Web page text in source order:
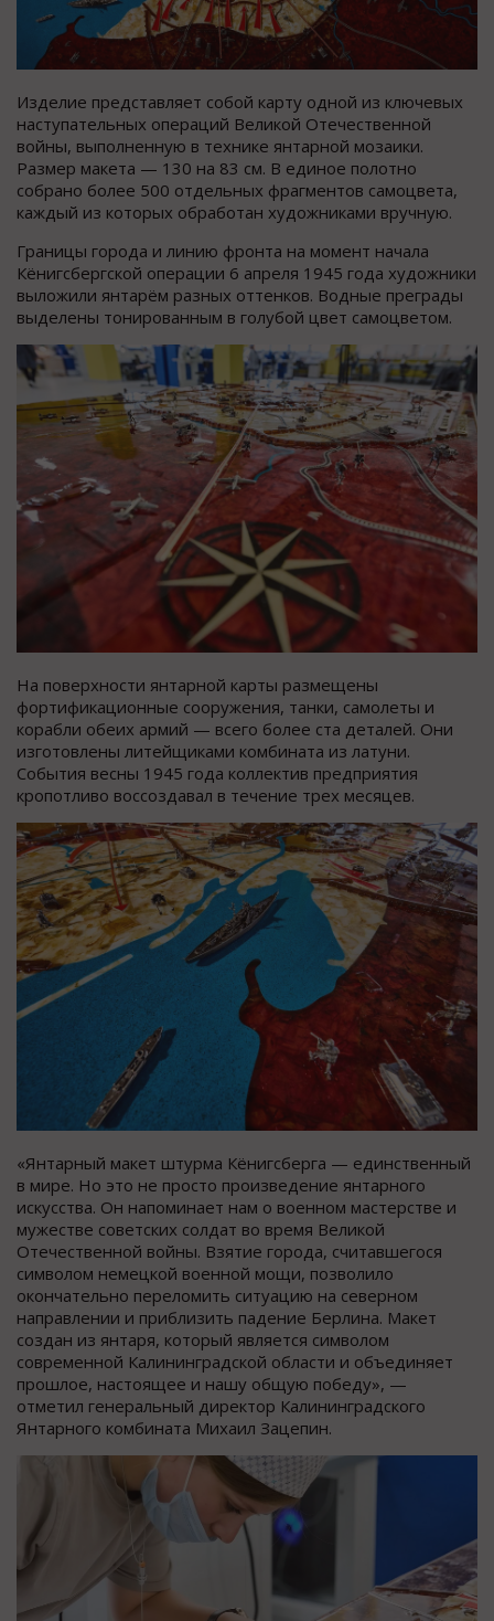
Изделие представляет собой карту одной из ключевых
наступательных операций Великой Отечественной
войны, выполненную в технике янтарной мозаики.
Размер макета — 130 на 83 см. В единое полотно
собрано более 500 отдельных фрагментов самоцвета,
каждый из которых обработан художниками вручную.
Границы города и линию фронта на момент начала
Кёнигсбергской операции 6 апреля 1945 года художники
выложили янтарём разных оттенков. Водные преграды
выделены тонированным в голубой цвет самоцветом.
На поверхности янтарной карты размещены
фортификационные сооружения, танки, самолеты и
корабли обеих армий — всего более ста деталей. Они
изготовлены литейщиками комбината из латуни.
События весны 1945 года коллектив предприятия
кропотливо воссоздавал в течение трех месяцев.
«Янтарный макет штурма Кёнигсберга — единственный
в мире. Но это не просто произведение янтарного
искусства. Он напоминает нам о военном мастерстве и
мужестве советских солдат во время Великой
Отечественной войны. Взятие города, считавшегося
символом немецкой военной мощи, позволило
окончательно переломить ситуацию на северном
направлении и приблизить падение Берлина. Макет
создан из янтаря, который является символом
современной Калининградской области и объединяет
прошлое, настоящее и нашу общую победу», —
отметил генеральный директор Калининградского
Янтарного комбината Михаил Зацепин.